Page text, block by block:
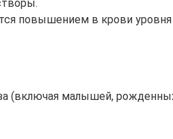
повышением в крови
малышей,